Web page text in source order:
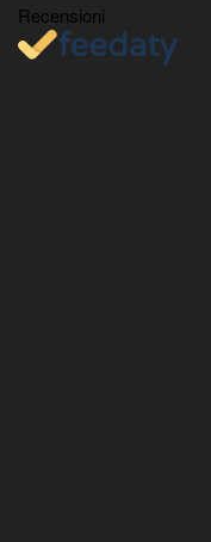
Recensioni